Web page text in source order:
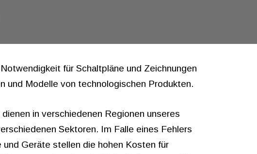
für Schaltpläne und Zeichnungen
und Modelle von technologischen Produkten.
in verschiedenen Regionen unseres
Sektoren. Im Falle eines Fehlers
und Geräte stellen die hohen Kosten für